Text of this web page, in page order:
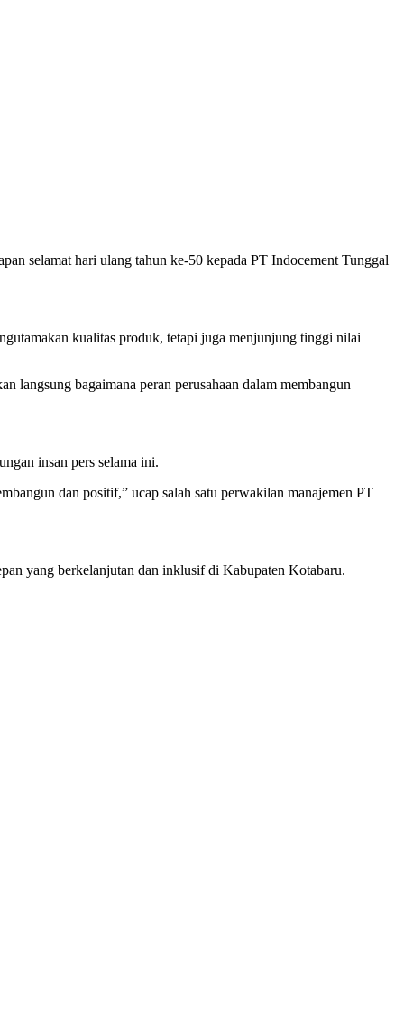
selamat hari ulang tahun ke-50 kepada PT Indocement Tunggal
kualitas produk, tetapi juga menjunjung tinggi nilai
langsung bagaimana peran perusahaan dalam membangun
insan pers selama ini.
dan positif,” ucap salah satu perwakilan manajemen PT
yang berkelanjutan dan inklusif di Kabupaten Kotabaru.